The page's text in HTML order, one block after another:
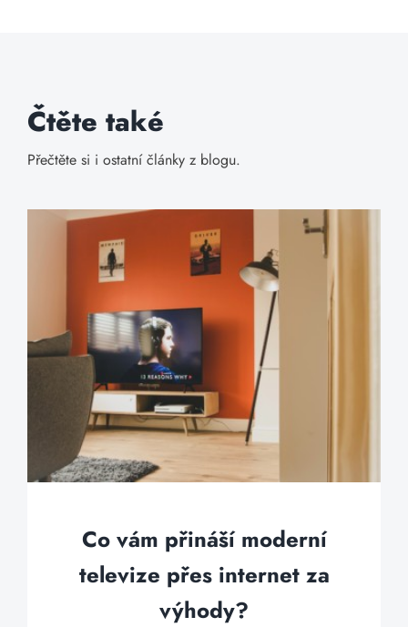
Čtěte také
Přečtěte si i ostatní články z blogu.
Co vám přináší moderní
televize přes internet za
výhody?